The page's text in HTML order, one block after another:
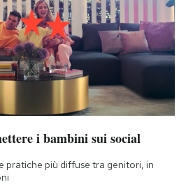
i bambini sui social
pratiche più diffuse tra genitori, in